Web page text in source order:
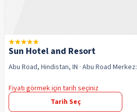
Sun Hotel and Resort
Abu Road, Hindistan, IN · Abu Road Merkez:
Fiyatı görmek için tarih seçiniz
Tarih Seç